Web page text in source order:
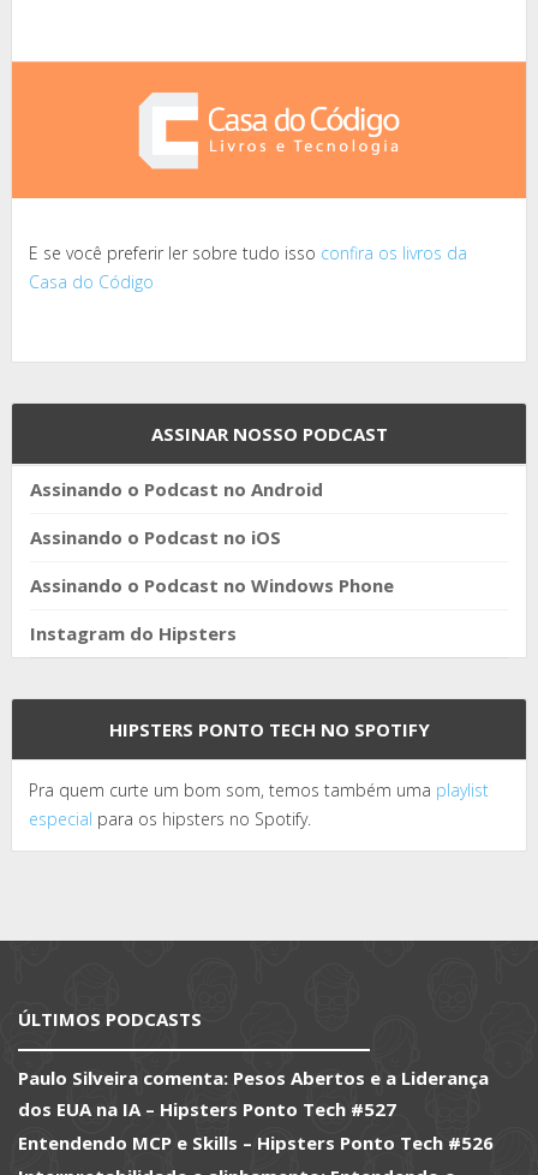
E se você preferir ler sobre tudo isso confira os livros da
Casa do Código
ASSINAR NOSSO PODCAST
Assinando o Podcast no Android
Assinando o Podcast no iOS
Assinando o Podcast no Windows Phone
Instagram do Hipsters
HIPSTERS PONTO TECH NO SPOTIFY
Pra quem curte um bom som, temos também uma playlist
especial para os hipsters no Spotify.
ÚLTIMOS PODCASTS
Paulo Silveira comenta: Pesos Abertos e a Liderança
dos EUA na IA – Hipsters Ponto Tech #527
Entendendo MCP e Skills – Hipsters Ponto Tech #526